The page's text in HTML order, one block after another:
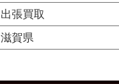
出張買取
滋賀県